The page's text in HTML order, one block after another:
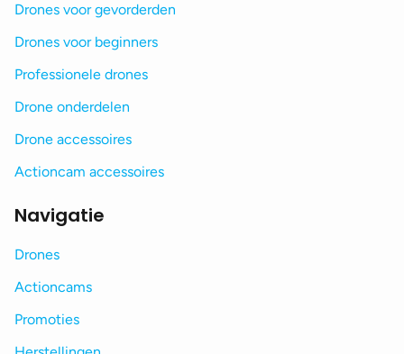
Drones voor gevorderden
Drones voor beginners
Professionele drones
Drone onderdelen
Drone accessoires
Actioncam accessoires
Navigatie
Drones
Actioncams
Promoties